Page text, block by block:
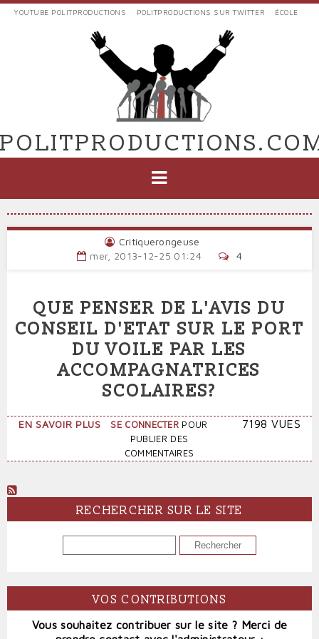
Aller
EXTERNES
POLIT'PRODUCTIONS
YOUTUBE POLITPRODUCTIONS POLITPRODUCTIONS SUR TWITTER ÉCOLE
PRINCIPALE
Critiquerongeuse
mer, 2013-12-25 01:24
4
QUE PENSER DE L'AVIS DU
CONSEIL D'ETAT SUR LE PORT
DU VOILE PAR LES
ACCOMPAGNATRICES
SCOLAIRES?
EN SAVOIR PLUS SUR
PENSER
DU
CONSEIL
D'ETAT
SUR
LE
VOILE
PAR
LES
SE CONNECTER POUR
PUBLIER DES
COMMENTAIRES
7198 VUES
RECHERCHER SUR LE SITE
RECHERCHER
VOS CONTRIBUTIONS
Vous souhaitez contribuer sur le site ? Merci de